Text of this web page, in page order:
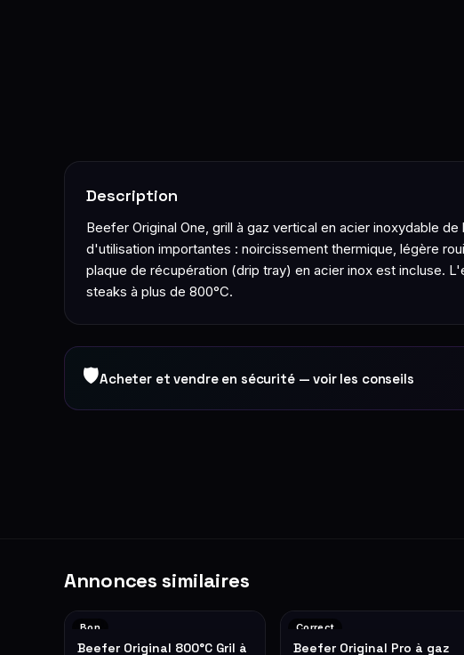
Description
Beefer Original One, grill à gaz vertical en acier inoxydable
d'utilisation importantes : noircissement thermique, légère
plaque de récupération (drip tray) en acier inox est incluse.
steaks à plus de 800°C.
🛡Acheter et vendre en sécurité — voir les conseils
Annonces similaires
Bon
Beefer Original 800°C Gril à
Correct
Beefer Original Pro à gaz